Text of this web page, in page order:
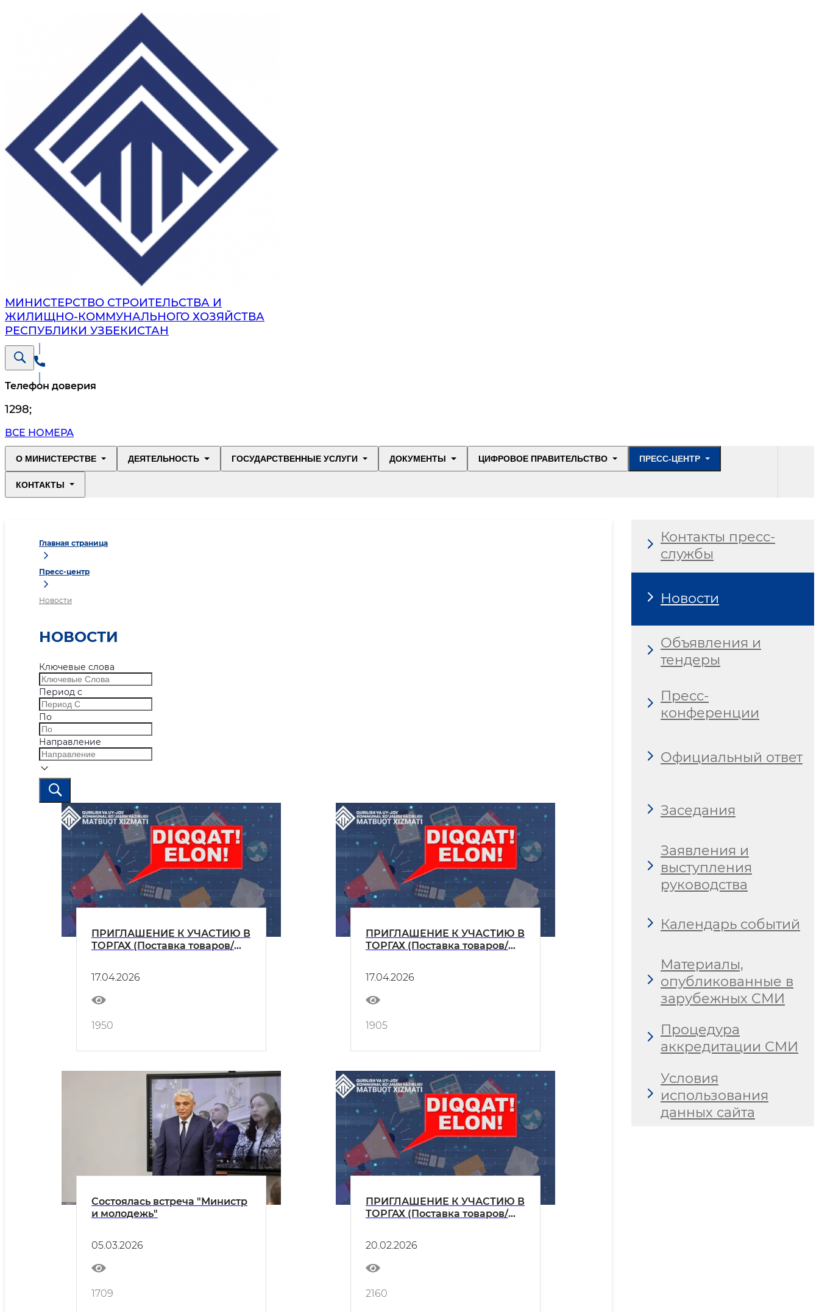
МИНИСТЕРСТВО СТРОИТЕЛЬСТВА И
ЖИЛИЩНО-КОММУНАЛЬНОГО ХОЗЯЙСТВА
РЕСПУБЛИКИ УЗБЕКИСТАН
Телефон доверия
1298;
ВСЕ НОМЕРА
О МИНИСТЕРСТВЕ ДЕЯТЕЛЬНОСТЬ ГОСУДАРСТВЕННЫЕ УСЛУГИ ДОКУМЕНТЫ ЦИФРОВОЕ ПРАВИТЕЛЬСТВО ПРЕСС-ЦЕНТР
КОНТАКТЫ
Главная страница
Пресс-центр
Новости
НОВОСТИ
Ключевые слова
Период с
По
Направление
ПРИГЛАШЕНИЕ К УЧАСТИЮ В
ТОРГАХ (Поставка товаров/
17.04.2026
1950
ПРИГЛАШЕНИЕ К УЧАСТИЮ В
ТОРГАХ (Поставка товаров/
17.04.2026
1905
Состоялась встреча "Министр
и молодежь"
05.03.2026
1709
ПРИГЛАШЕНИЕ К УЧАСТИЮ В
ТОРГАХ (Поставка товаров/
20.02.2026
2160
Контакты пресс-
службы
Новости
Объявления и
тендеры
Пресс-
конференции
Официальный ответ
Заседания
Заявления и
выступления
руководства
Календарь событий
Материалы,
опубликованные в
зарубежных СМИ
Процедура
аккредитации СМИ
Условия
использования
данных сайта